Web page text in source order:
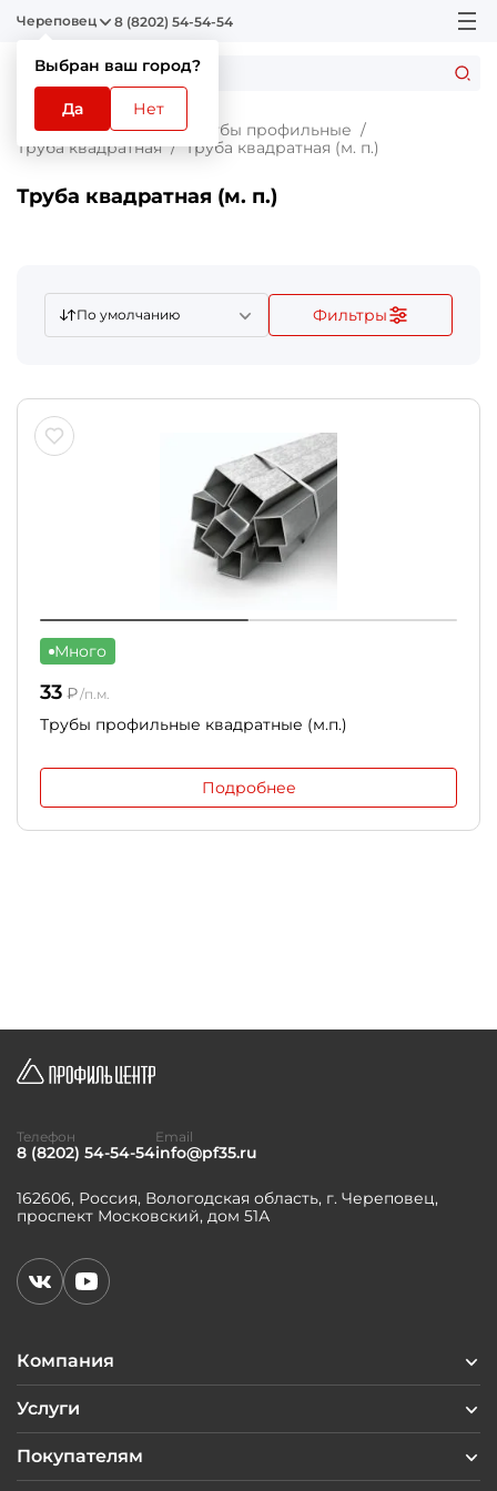
Череповец
Выбран ваш город?
Да Нет
8 (8202) 54-54-54
Главная Каталог
Трубы профильные
Труба квадратная
Труба квадратная (м. п.)
Труба квадратная (м. п.)
По умолчанию Фильтры
Много
33 ₽/п.м.
Трубы профильные квадратные (м.п.)
Подробнее
Компания
Услуги
Покупателям
162606, Россия, Вологодская область, г. Череповец,
проспект Московский, дом 51А
Телефон
8 (8202) 54-54-54
Email
info@pf35.ru